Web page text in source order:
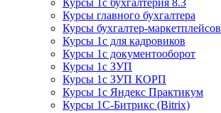
Курсы 1с бухгалтерия 8.3
Курсы главного бухгалтера
Курсы бухгалтер-маркетплейсов
Курсы 1с для кадровиков
Курсы 1с документооборот
Курсы 1с ЗУП
Курсы 1с ЗУП КОРП
Курсы 1с Яндекс Практикум
Курсы 1С-Битрикс (Bitrix)